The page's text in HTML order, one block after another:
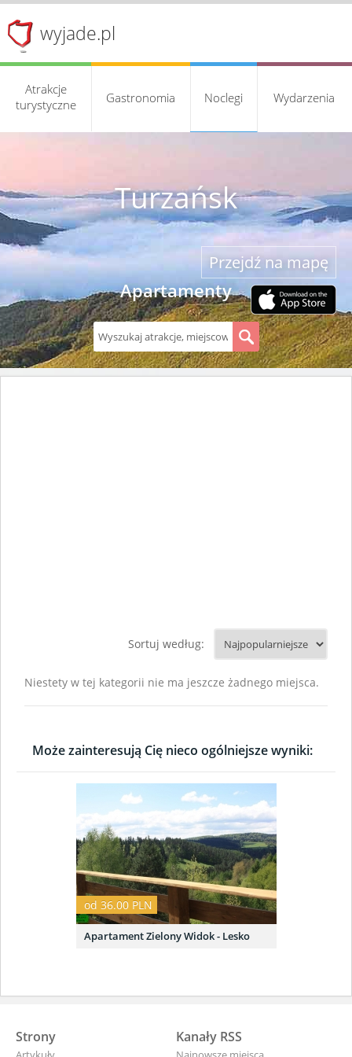
wyjade.pl
Atrakcje
turystyczne
Gastronomia Noclegi Wydarzenia
Turzańsk
Apartamenty
Przejdź na mapę
Sortuj według:
Niestety w tej kategorii nie ma jeszcze żadnego miejsca.
Może zainteresują Cię nieco ogólniejsze wyniki:
od 36.00 PLN
Apartament Zielony Widok - Lesko
Strony Kanały RSS